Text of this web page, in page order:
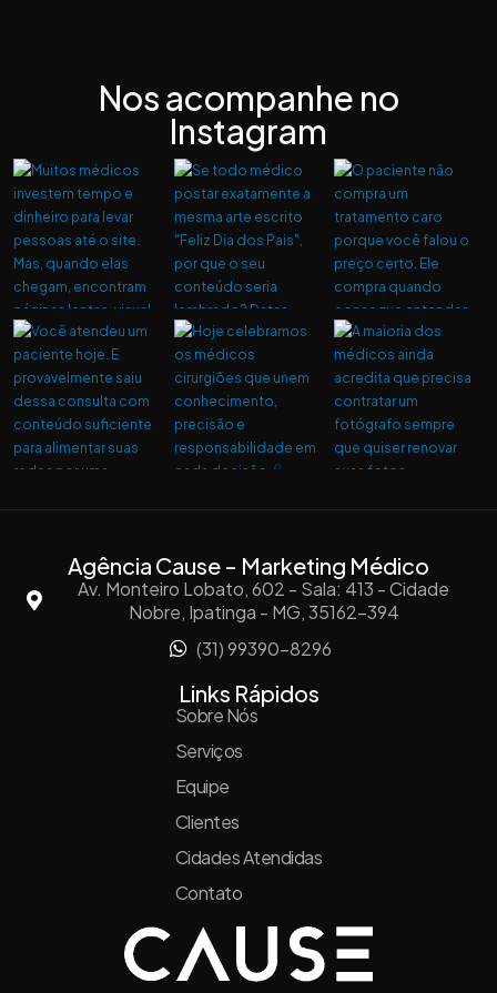
Nos acompanhe no
Instagram
Agência Cause - Marketing Médico
Av. Monteiro Lobato, 602 - Sala: 413 - Cidade
Nobre, Ipatinga - MG, 35162-394
(31) 99390-8296
Links Rápidos
Sobre Nós
Serviços
Equipe
Clientes
Cidades Atendidas
Contato